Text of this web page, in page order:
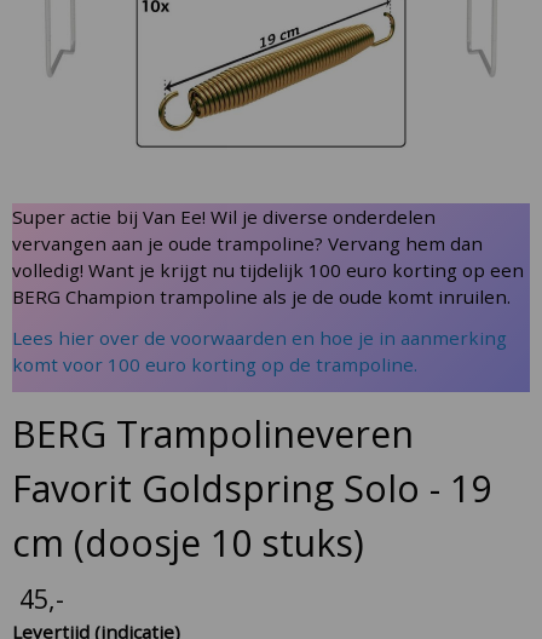
Super actie bij Van Ee! Wil je diverse onderdelen
vervangen aan je oude trampoline? Vervang hem dan
volledig! Want je krijgt nu tijdelijk 100 euro korting op een
BERG Champion trampoline als je de oude komt inruilen.
Lees hier over de voorwaarden en hoe je in aanmerking
komt voor 100 euro korting op de trampoline.
BERG Trampolineveren
Favorit Goldspring Solo - 19
cm (doosje 10 stuks)
45,-
Levertijd (indicatie)
Skip
to
the
beginning
the
images